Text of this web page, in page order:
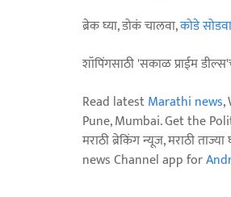
ब्रेक घ्या, डोकं चालवा,कोडे सोडवा
शॉपिंगसाठी 'सकाळ प्राईम
Read latestMarathi news,
Pune, Mumbai. Get the
मराठी ब्रेकिंग न्यूज, मराठी
news Channel app for